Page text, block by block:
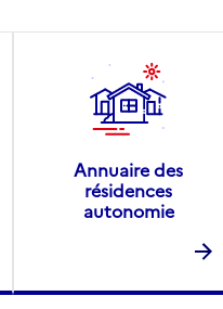
Annuaire des
résidences
autonomie